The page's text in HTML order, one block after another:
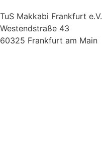
TuS Makkabi Frankfurt e.V.
Westendstraße 43
60325 Frankfurt am Main